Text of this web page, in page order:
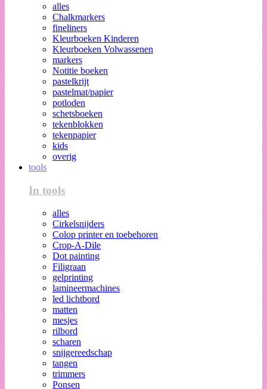
alles
Chalkmarkers
fineliners
Kleurboeken Kinderen
Kleurboeken Volwassenen
markers
Notitie boeken
pastelkrijt
pastelmat/papier
potloden
schetsboeken
tekenblokken
tekenpapier
kids
overig
tools
In tools
alles
Cirkelsnijders
Colop printer en toebehoren
Crop-A-Dile
Dot painting
Filigraan
gelprinting
lamineermachines
led lichtbord
matten
mesjes
rilbord
scharen
snijgereedschap
tangen
trimmers
Ponsen